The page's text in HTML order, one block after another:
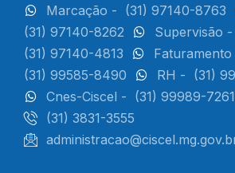
Marcação - (31) 97140-8763
(31) 97140-8262
Supervisão -
(31) 97140-4813
Faturamento
(31) 99585-8490
RH - (31)
Cnes-Ciscel - (31) 99989-7261
(31) 3831-3555